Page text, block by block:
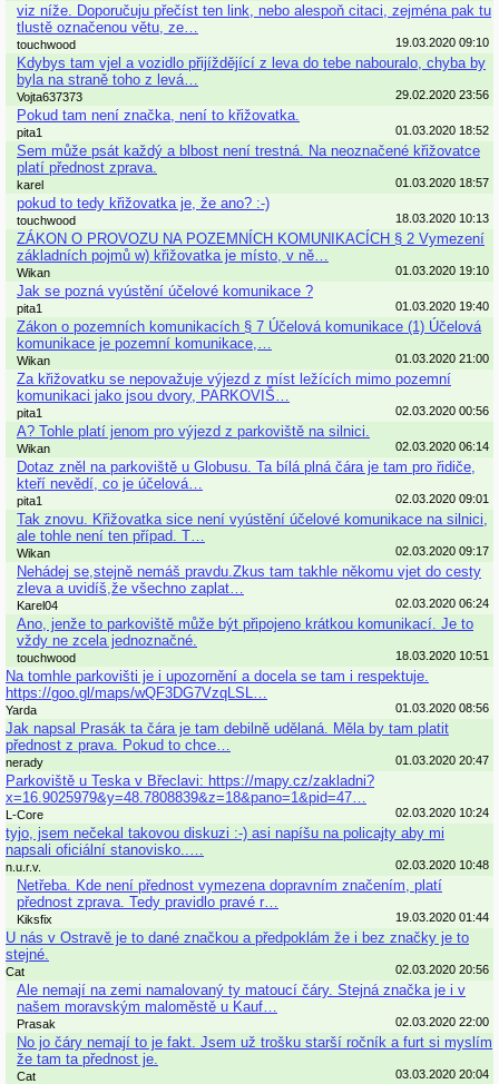
viz níže. Doporučuju přečíst ten link, nebo alespoň citaci, zejména pak tu
tlustě označenou větu, ze…
touchwood 19.03.2020 09:10
Kdybys tam vjel a vozidlo přijíždějící z leva do tebe nabouralo, chyba by
byla na straně toho z levá…
Vojta637373 29.02.2020 23:56
Pokud tam není značka, není to křižovatka.
pita1 01.03.2020 18:52
Sem může psát každý a blbost není trestná. Na neoznačené křižovatce
platí přednost zprava.
karel 01.03.2020 18:57
pokud to tedy křižovatka je, že ano? :-)
touchwood 18.03.2020 10:13
ZÁKON O PROVOZU NA POZEMNÍCH KOMUNIKACÍCH § 2 Vymezení
základních pojmů w) křižovatka je místo, v ně…
Wikan 01.03.2020 19:10
Jak se pozná vyústění účelové komunikace ?
pita1 01.03.2020 19:40
Zákon o pozemních komunikacích § 7 Účelová komunikace (1) Účelová
komunikace je pozemní komunikace,…
Wikan 01.03.2020 21:00
Za křižovatku se nepovažuje výjezd z míst ležících mimo pozemní
komunikaci jako jsou dvory, PARKOVIŠ…
pita1 02.03.2020 00:56
A? Tohle platí jenom pro výjezd z parkoviště na silnici.
Wikan 02.03.2020 06:14
Dotaz zněl na parkoviště u Globusu. Ta bílá plná čára je tam pro řidiče,
kteří nevědí, co je účelová…
pita1 02.03.2020 09:01
Tak znovu. Křižovatka sice není vyústění účelové komunikace na silnici,
ale tohle není ten případ. T…
Wikan 02.03.2020 09:17
Nehádej se,stejně nemáš pravdu.Zkus tam takhle někomu vjet do cesty
zleva a uvidíš,že všechno zaplat…
Karel04 02.03.2020 06:24
Ano, jenže to parkoviště může být připojeno krátkou komunikací. Je to
vždy ne zcela jednoznačné.
touchwood 18.03.2020 10:51
Na tomhle parkovišti je i upozornění a docela se tam i respektuje.
https://goo.gl/maps/wQF3DG7VzqLSL…
Yarda 01.03.2020 08:56
Jak napsal Prasák ta čára je tam debilně udělaná. Měla by tam platit
přednost z prava. Pokud to chce…
nerady 01.03.2020 20:47
Parkoviště u Teska v Břeclavi: https://mapy.cz/zakladni?
x=16.9025979&y=48.7808839&z=18&pano=1&pid=47…
L-Core 02.03.2020 10:24
tyjo, jsem nečekal takovou diskuzi :-) asi napíšu na policajty aby mi
napsali oficiální stanovisko..…
n.u.r.v. 02.03.2020 10:48
Netřeba. Kde není přednost vymezena dopravním značením, platí
přednost zprava. Tedy pravidlo pravé r…
Kiksfix 19.03.2020 01:44
U nás v Ostravě je to dané značkou a předpoklám že i bez značky je to
stejné.
Cat 02.03.2020 20:56
Ale nemají na zemi namalovaný ty matoucí čáry. Stejná značka je i v
našem moravským maloměstě u Kauf…
Prasak 02.03.2020 22:00
No jo čáry nemají to je fakt. Jsem už trošku starší ročník a furt si myslím
že tam ta přednost je.
Cat 03.03.2020 20:04